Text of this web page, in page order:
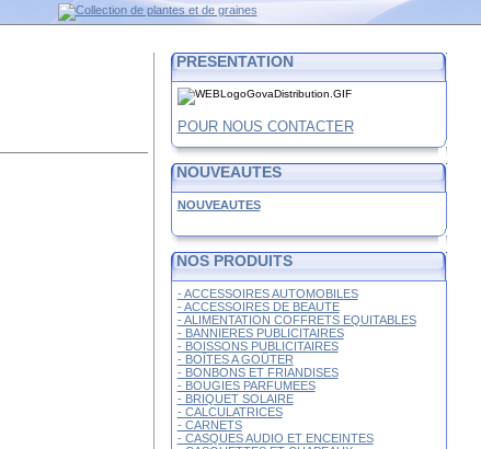
PRESENTATION
POUR NOUS CONTACTER
NOUVEAUTES
NOUVEAUTES
NOS PRODUITS
- ACCESSOIRES AUTOMOBILES
- ACCESSOIRES DE BEAUTE
- ALIMENTATION COFFRETS EQUITABLES
- BANNIERES PUBLICITAIRES
- BOISSONS PUBLICITAIRES
- BOÎTES A GOÛTER
- BONBONS ET FRIANDISES
- BOUGIES PARFUMEES
- BRIQUET SOLAIRE
- CALCULATRICES
- CARNETS
- CASQUES AUDIO ET ENCEINTES